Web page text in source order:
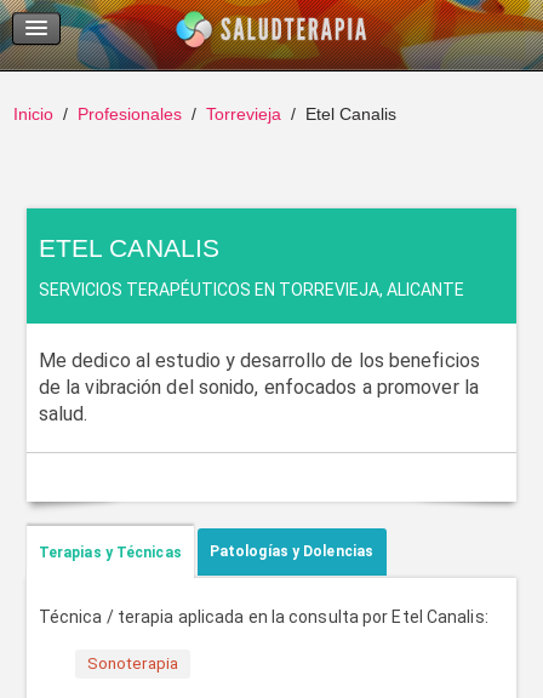
Temas Recientes
Buscar
Inicio Profesionales Torrevieja Etel Canalis
ETEL CANALIS
SERVICIOS TERAPÉUTICOS EN TORREVIEJA, ALICANTE
Me dedico al estudio y desarrollo de los beneficios
de la vibración del sonido, enfocados a promover la
salud.
Terapias y Técnicas Patologías y Dolencias
Técnica / terapia aplicada en la consulta por Etel Canalis:
Sonoterapia